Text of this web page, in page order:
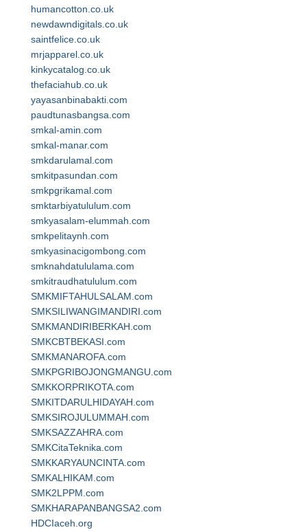
humancotton.co.uk
newdawndigitals.co.uk
saintfelice.co.uk
mrjapparel.co.uk
kinkycatalog.co.uk
thefaciahub.co.uk
yayasanbinabakti.com
paudtunasbangsa.com
smkal-amin.com
smkal-manar.com
smkdarulamal.com
smkitpasundan.com
smkpgrikamal.com
smktarbiyatululum.com
smkyasalam-elummah.com
smkpelitaynh.com
smkyasinacigombong.com
smknahdatululama.com
smkitraudhatululum.com
SMKMIFTAHULSALAM.com
SMKSILIWANGIMANDIRI.com
SMKMANDIRIBERKAH.com
SMKCBTBEKASI.com
SMKMANAROFA.com
SMKPGRIBOJONGMANGU.com
SMKKORPRIKOTA.com
SMKITDARULHIDAYAH.com
SMKSIROJULUMMAH.com
SMKSAZZAHRA.com
SMKCitaTeknika.com
SMKKARYAUNCINTA.com
SMKALHIKAM.com
SMK2LPPM.com
SMKHARAPANBANGSA2.com
HDCIaceh.org